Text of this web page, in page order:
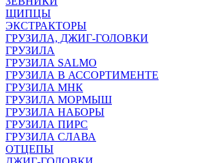
ЩИПЦЫ
ЭКСТРАКТОРЫ
ГРУЗИЛА, ДЖИГ-ГОЛОВКИ
ГРУЗИЛА
ГРУЗИЛА SALMO
ГРУЗИЛА В АССОРТИМЕНТЕ
ГРУЗИЛА МНК
ГРУЗИЛА МОРМЫШ
ГРУЗИЛА НАБОРЫ
ГРУЗИЛА ПИРС
ГРУЗИЛА СЛАВА
ОТЦЕПЫ